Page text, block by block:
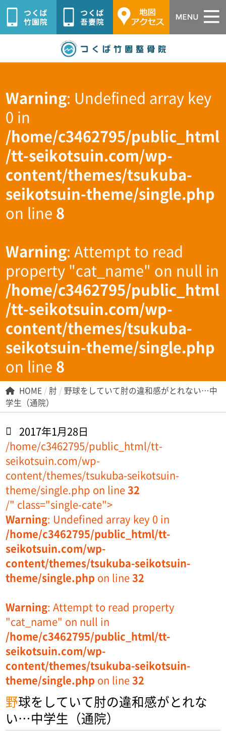
Warning: Undefined array key
0 in
/home/c3462795/public_html
/tt-seikotsuin.com/wp-
content/themes/tsukuba-
seikotsuin-theme/single.php
on line 8
Warning: Attempt to read
property "cat_name" on null in
/home/c3462795/public_html
/tt-seikotsuin.com/wp-
content/themes/tsukuba-
seikotsuin-theme/single.php
on line 8
HOME / 肘 / 野球をしていて肘の違和感がとれない…中
学生（通院）
2017年1月28日
/home/c3462795/public_html/tt-
seikotsuin.com/wp-
content/themes/tsukuba-seikotsuin-
theme/single.php on line32
/" class="single-cate">
Warning: Undefined array key 0 in
/home/c3462795/public_html/tt-
seikotsuin.com/wp-
content/themes/tsukuba-seikotsuin-
theme/single.php on line32
Warning: Attempt to read property
"cat_name" on null in
/home/c3462795/public_html/tt-
seikotsuin.com/wp-
content/themes/tsukuba-seikotsuin-
theme/single.php on line32
野球をしていて肘の違和感がとれな
い…中学生（通院）